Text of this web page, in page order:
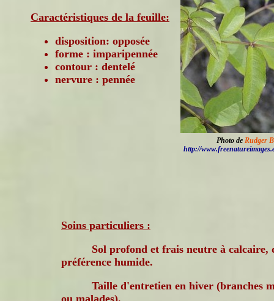
Photo de Rudger
http://
Caractéristiques de la feuille:
disposition: opposée
forme : imparipennée
contour : dentelé
nervure : pennée
Soins particuliers :
Sol profond et frais neutre à calcaire,
préférence humide.
Taille d'entretien en hiver (branches
ou malades).